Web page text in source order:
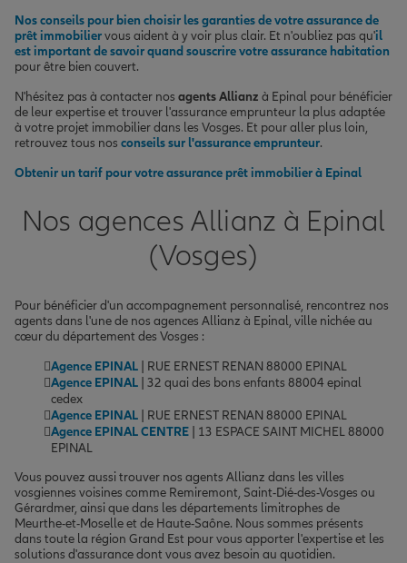
Nos conseils pour bien choisir les garanties de votre assurance de
prêt immobiliervous aident à y voir plus clair. Et n'oubliez pas qu'il
est important de savoir quand souscrire votre assurance habitation
pour être bien couvert.
N'hésitez pas à contacter nos agents Allianz à Epinal pour bénéficier
de leur expertise et trouver l'assurance emprunteur la plus adaptée
à votre projet immobilier dans les Vosges. Et pour aller plus loin,
retrouvez tous nos conseils sur l'assurance emprunteur.
Obtenir un tarif pour votre assurance prêt immobilier à Epinal
Nos agences Allianz à Epinal
(Vosges)
Pour bénéficier d'un accompagnement personnalisé, rencontrez nos
agents dans l'une de nos agences Allianz à Epinal, ville nichée au
cœur du département des Vosges :
Agence EPINAL | RUE ERNEST RENAN 88000 EPINAL
Agence EPINAL | 32 quai des bons enfants 88004 epinal
cedex
Agence EPINAL | RUE ERNEST RENAN 88000 EPINAL
Agence EPINAL CENTRE | 13 ESPACE SAINT MICHEL 88000
EPINAL
Vous pouvez aussi trouver nos agents Allianz dans les villes
vosgiennes voisines comme Remiremont, Saint-Dié-des-Vosges ou
Gérardmer, ainsi que dans les départements limitrophes de
Meurthe-et-Moselle et de Haute-Saône. Nous sommes présents
dans toute la région Grand Est pour vous apporter l'expertise et les
solutions d'assurance dont vous avez besoin au quotidien.